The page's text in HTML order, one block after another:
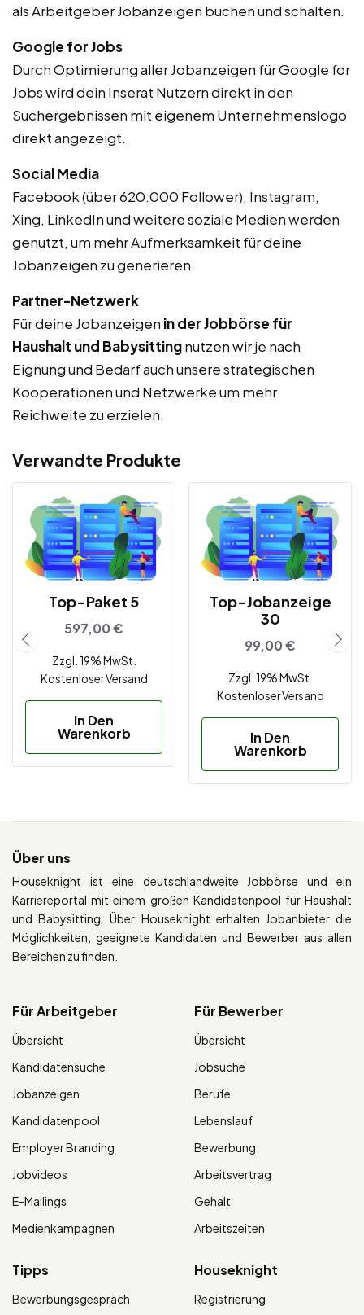
als Arbeitgeber Jobanzeigen buchen und schalten.
Google for Jobs
Durch Optimierung aller Jobanzeigen für Google for
Jobs wird dein Inserat Nutzern direkt in den
Suchergebnissen mit eigenem Unternehmenslogo
direkt angezeigt.
Social Media
Facebook (über 620.000 Follower), Instagram,
Xing, LinkedIn und weitere soziale Medien werden
genutzt, um mehr Aufmerksamkeit für deine
Jobanzeigen zu generieren.
Partner-Netzwerk
Für deine Jobanzeigen in der Jobbörse für
Haushalt und Babysittingnutzen wir je nach
Eignung und Bedarf auch unsere strategischen
Kooperationen und Netzwerke um mehr
Reichweite zu erzielen.
Verwandte Produkte
Top-Paket 5
597,00€
Zzgl. 19% MwSt.
Kostenloser Versand
In Den
Warenkorb
Top-Jobanzeige
30
99,00€
Zzgl. 19% MwSt.
Kostenloser Versand
In Den
Warenkorb
Über uns
Houseknight ist eine deutschlandweite Jobbörse und ein
Karriereportal mit einem großen Kandidatenpool für Haushalt
und Babysitting. Über Houseknight erhalten Jobanbieter die
Möglichkeiten, geeignete Kandidaten und Bewerber aus allen
Bereichen zu finden.
Für Arbeitgeber
Übersicht
Kandidatensuche
Jobanzeigen
Kandidatenpool
Employer Branding
Jobvideos
E-Mailings
Medienkampagnen
Für Bewerber
Übersicht
Jobsuche
Berufe
Lebenslauf
Bewerbung
Arbeitsvertrag
Gehalt
Arbeitszeiten
Tipps
Bewerbungsgespräch
Houseknight
Registrierung